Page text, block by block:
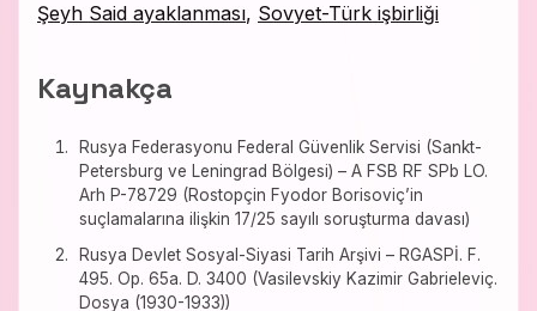
Şeyh Said ayaklanması, Sovyet-Türk işbirliği
Kaynakça
Rusya Federasyonu Federal Güvenlik Servisi (Sankt-
Petersburg ve Leningrad Bölgesi) – A FSB RF SPb LO.
Arh P-78729 (Rostopçin Fyodor Borisoviç’in
suçlamalarına ilişkin 17/25 sayılı soruşturma davası)
Rusya Devlet Sosyal-Siyasi Tarih Arşivi – RGASPİ. F.
495. Op. 65а. D. 3400 (Vasilevskiy Kazimir Gabrieleviç.
Dosya (1930-1933))